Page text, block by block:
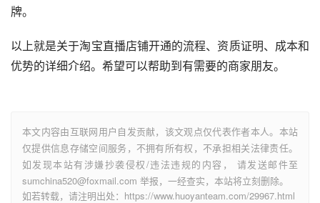
牌。
以上就是关于淘宝直播店铺开通的流程、资质证明、成本和
优势的详细介绍。希望可以帮助到有需要的商家朋友。
本文内容由互联网用户自发贡献，该文观点仅代表作者本人。本站
仅提供信息存储空间服务，不拥有所有权，不承担相关法律责任。
如发现本站有涉嫌抄袭侵权/违法违规的内容， 请发送邮件至
sumchina520@foxmail.com 举报，一经查实，本站将立刻删除。
如若转载，请注明出处：https://www.huoyanteam.com/29967.html